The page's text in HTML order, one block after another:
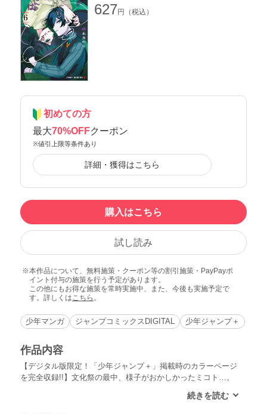
627円（税込）
初めての方
最大70%OFFクーポン
※値引上限等条件あり
詳細・獲得はこちら
購入はこちら
試し読み
本作品について、無料施策・クーポン等の割引施策・PayPayポ
イント付与の施策を行う予定があります。
この他にもお得な施策を常時実施中、また、今後も実施予定で
す。詳しくは こちら 。
少年マンガ ジャンプコミックスDIGITAL 少年ジャンプ＋
作品内容
【デジタル版限定！「少年ジャンプ＋」掲載時のカラーページ
を完全収録!!】文化祭の最中、様子がおかしかったミコト…。
いた逸話になる前の己を想起する――。大切な何かを探し続け